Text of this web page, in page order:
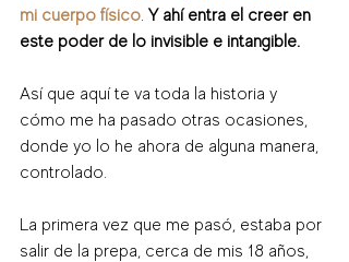
mi cuerpo físico Y ahí entra el creer en
este poder de lo invisible e intangible.
Así que aquí te va toda la historia y
cómo me ha pasado otras ocasiones,
donde yo lo he ahora de alguna manera,
controlado.
La primera vez que me pasó, estaba por
salir de la prepa, cerca de mis 18 años,